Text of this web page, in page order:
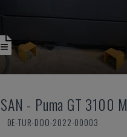
- Puma GT 3100 M
DE-TUR-DOO-2022-00003